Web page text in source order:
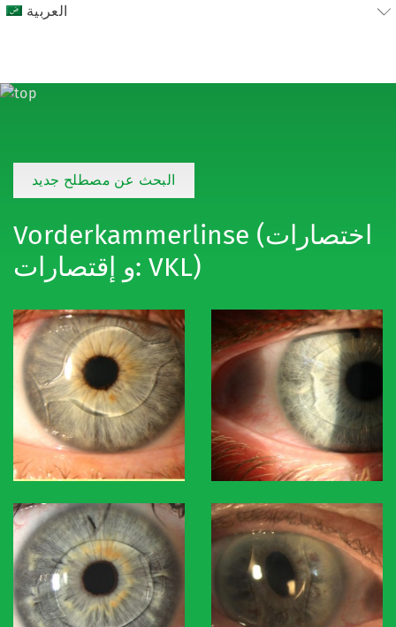
العربية
البحث عن مصطلح جديد
Vorderkammerlinse (اختصارات
و إقتصارات: VKL)